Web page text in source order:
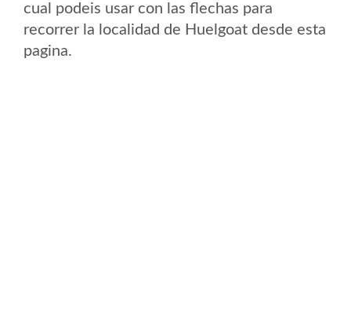
cual podeis usar con las flechas para
recorrer la localidad de Huelgoat desde esta
pagina.